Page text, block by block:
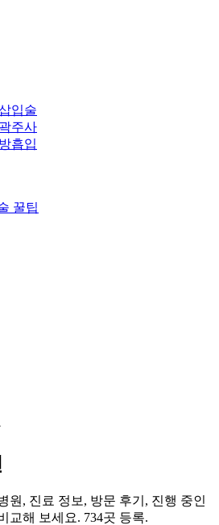
입술
주사
흡입
꿀팁
원, 진료 정보, 방문 후기, 진행 중인
교해 보세요. 734곳 등록.